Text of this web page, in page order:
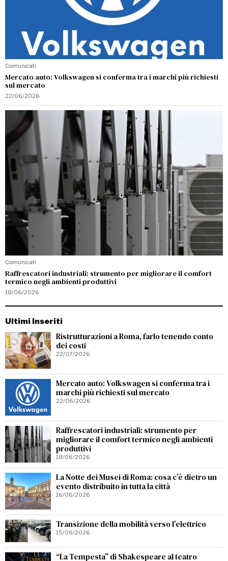
Comunicati
Mercato auto: Volkswagen si conferma tra i marchi più richiesti
sul mercato
22/06/2026
Comunicati
Raffrescatori industriali: strumento per migliorare il comfort
termico negli ambienti produttivi
18/06/2026
Ultimi Inseriti
Ristrutturazioni a Roma, farlo tenendo conto
dei costi
22/07/2026
Mercato auto: Volkswagen si conferma tra i
marchi più richiesti sul mercato
22/06/2026
Raffrescatori industriali: strumento per
migliorare il comfort termico negli ambienti
produttivi
18/06/2026
La Notte dei Musei di Roma: cosa c’è dietro un
evento distribuito in tutta la città
16/06/2026
Transizione della mobilità verso l’elettrico
15/06/2026
“La Tempesta” di Shakespeare al teatro